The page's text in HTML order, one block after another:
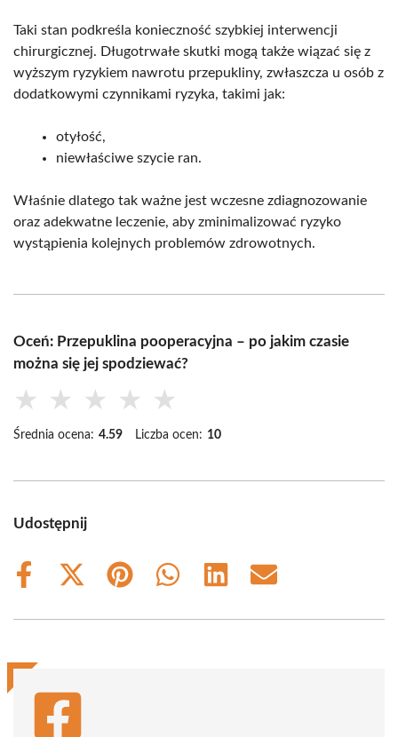
Taki stan podkreśla konieczność szybkiej interwencji
chirurgicznej. Długotrwałe skutki mogą także wiązać się z
wyższym ryzykiem nawrotu przepukliny, zwłaszcza u osób z
dodatkowymi czynnikami ryzyka, takimi jak:
otyłość,
niewłaściwe szycie ran.
Właśnie dlatego tak ważne jest wczesne zdiagnozowanie
oraz adekwatne leczenie, aby zminimalizować ryzyko
wystąpienia kolejnych problemów zdrowotnych.
Oceń: Przepuklina pooperacyjna – po jakim czasie
można się jej spodziewać?
★ ★ ★ ★ ★
Średnia ocena: 4.59 Liczba ocen: 10
Udostępnij
Share
Share
(Twitter)
Share
Share
Share
Share